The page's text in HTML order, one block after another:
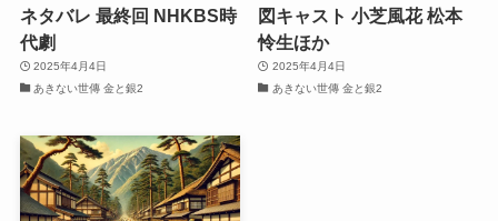
ネタバレ 最終回 NHKBS時
代劇
2025年4月4日
あきない世傳 金と銀2
図キャスト 小芝風花 松本
怜生ほか
2025年4月4日
あきない世傳 金と銀2